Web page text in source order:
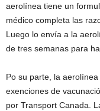
aerolínea tiene un
médico completa las
Luego lo envía a la
de tres semanas para
Po su parte, la
exenciones de
por Transport Canada.